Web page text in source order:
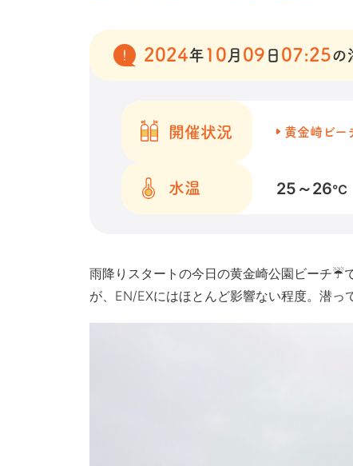
2024年 10 月 09 日 07:25の
開催状況 黄金崎ビー
水温 25～26℃
雨降りスタートの今日の黄金崎公園ビーチ
が、EN/EXにはほとんど影響ない程度。潜っ